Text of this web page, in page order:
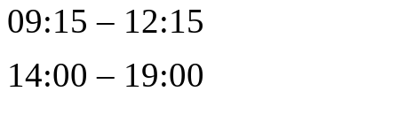
09:15 – 12:15
14:00 – 19:00